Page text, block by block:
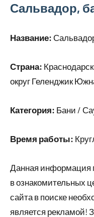
Сальвадор,
Название:
Страна:
округ Геленджик
Категория: Бани /
Время работы:
Данная информация
в ознакомительных
сайта в поиске
является рекламой!